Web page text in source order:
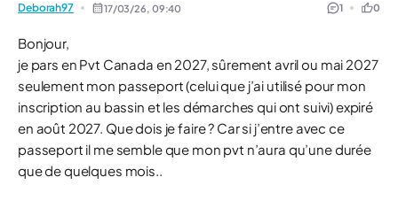
Deborah97 17/03/26, 09:40 1 0
Bonjour,
je pars en Pvt Canada en 2027, sûrement avril ou mai 2027
seulement mon passeport (celui que j’ai utilisé pour mon
inscription au bassin et les démarches qui ont suivi) expiré
en août 2027. Que dois je faire ? Car si j’entre avec ce
passeport il me semble que mon pvt n’aura qu’une durée
que de quelques mois..